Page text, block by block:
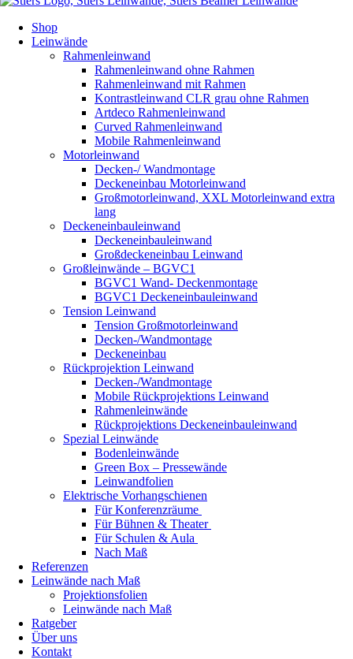
Shop
Leinwände
Rahmenleinwand
Rahmenleinwand ohne Rahmen
Rahmenleinwand mit Rahmen
Kontrastleinwand CLR grau ohne Rahmen
Artdeco Rahmenleinwand
Curved Rahmenleinwand
Mobile Rahmenleinwand
Motorleinwand
Decken-/ Wandmontage
Deckeneinbau Motorleinwand
Großmotorleinwand, XXL Motorleinwand extra
lang
Deckeneinbauleinwand
Deckeneinbauleinwand
Großdeckeneinbau Leinwand
Großleinwände – BGVC1
BGVC1 Wand- Deckenmontage
BGVC1 Deckeneinbauleinwand
Tension Leinwand
Tension Großmotorleinwand
Decken-/Wandmontage
Deckeneinbau
Rückprojektion Leinwand
Decken-/Wandmontage
Mobile Rückprojektions Leinwand
Rahmenleinwände
Rückprojektions Deckeneinbauleinwand
Spezial Leinwände
Bodenleinwände
Green Box – Pressewände
Leinwandfolien
Elektrische Vorhangschienen
Für Konferenzräume
Für Bühnen & Theater
Für Schulen & Aula
Nach Maß
Referenzen
Leinwände nach Maß
Projektionsfolien
Leinwände nach Maß
Ratgeber
Über uns
Kontakt